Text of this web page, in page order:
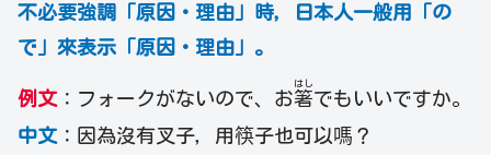
不必要強調「原因・理由 」時，
日本人一般用「の
で」來表示「原因・理由 」。
例文 ：フォークがないので、お箸
はし
でもいいですか。
中文 ：因為沒有叉子，用筷子也可以嗎？